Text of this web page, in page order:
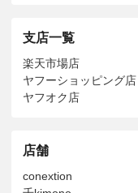
支店一覧
楽天市場店
ヤフーショッピング店
ヤフオク店
店舗
conextion